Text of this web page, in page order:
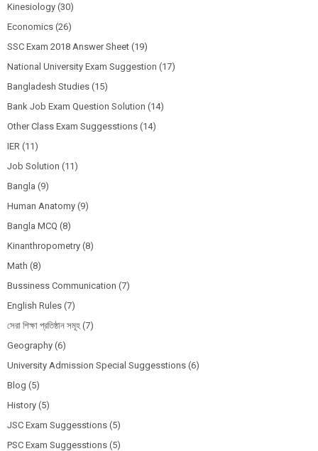
Kinesiology (30)
Economics (26)
SSC Exam 2018 Answer Sheet (19)
National University Exam Suggestion (17)
Bangladesh Studies (15)
Bank Job Exam Question Solution (14)
Other Class Exam Suggesstions (14)
IER (11)
Job Solution (11)
Bangla (9)
Human Anatomy (9)
Bangla MCQ (8)
Kinanthropometry (8)
Math (8)
Bussiness Communication (7)
English Rules (7)
সেরা শিক্ষা প্রতিষ্ঠান সমূহ (7)
Geography (6)
University Admission Special Suggesstions (6)
Blog (5)
History (5)
JSC Exam Suggesstions (5)
PSC Exam Suggesstions (5)